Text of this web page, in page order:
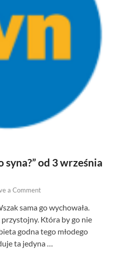
od 3 września
a Comment
sama go wychowała.
Która by go nie
godna tego młodego
ta jedyna …